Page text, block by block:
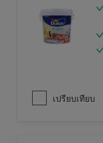
เปรียบเทียบ